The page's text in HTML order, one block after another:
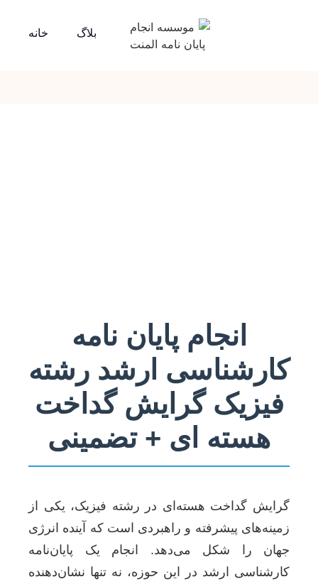
خانه بلاگ
انجام پایان نامه
کارشناسی ارشد رشته
فیزیک گرایش گداخت
هسته ای + تضمینی
گرایش گداخت هسته‌ای در رشته فیزیک، یکی از
زمینه‌های پیشرفته و راهبردی است که آینده انرژی
جهان را شکل می‌دهد. انجام یک پایان‌نامه
کارشناسی ارشد در این حوزه، نه تنها نشان‌دهنده